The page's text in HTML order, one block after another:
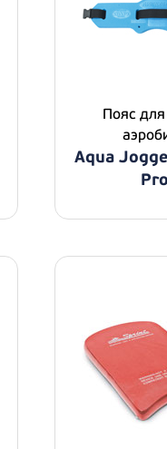
Пояс
Aqua
Pro